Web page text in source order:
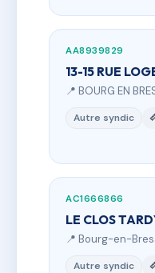
AA8939829
13-15 RUE
📍 BOURG EN
Autre syndic
AC1666866
LE CLOS
📍 Bourg-en-
Autre syndic